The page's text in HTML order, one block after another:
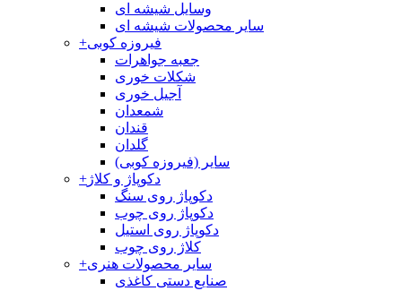
وسایل شیشه ای
سایر محصولات شیشه ای
+فیروزه کوبی
جعبه جواهرات
شکلات خوری
آجیل خوری
شمعدان
قندان
گلدان
سایر (فیروزه کوبی)
+دکوپاژ و کلاژ
دکوپاژ روی سنگ
دکوپاژ روی چوب
دکوپاژ روی استیل
کلاژ روی چوب
+سایر محصولات هنری
صنایع دستی کاغذی